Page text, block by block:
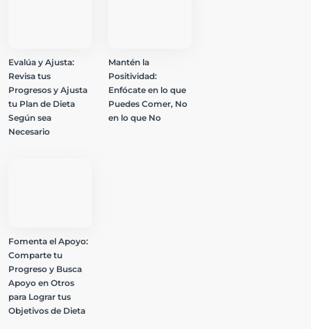
Evalúa y Ajusta:
Revisa tus
Progresos y Ajusta
tu Plan de Dieta
Según sea
Necesario
Mantén la
Positividad:
Enfócate en lo que
Puedes Comer, No
en lo que No
Fomenta el Apoyo:
Comparte tu
Progreso y Busca
Apoyo en Otros
para Lograr tus
Objetivos de Dieta